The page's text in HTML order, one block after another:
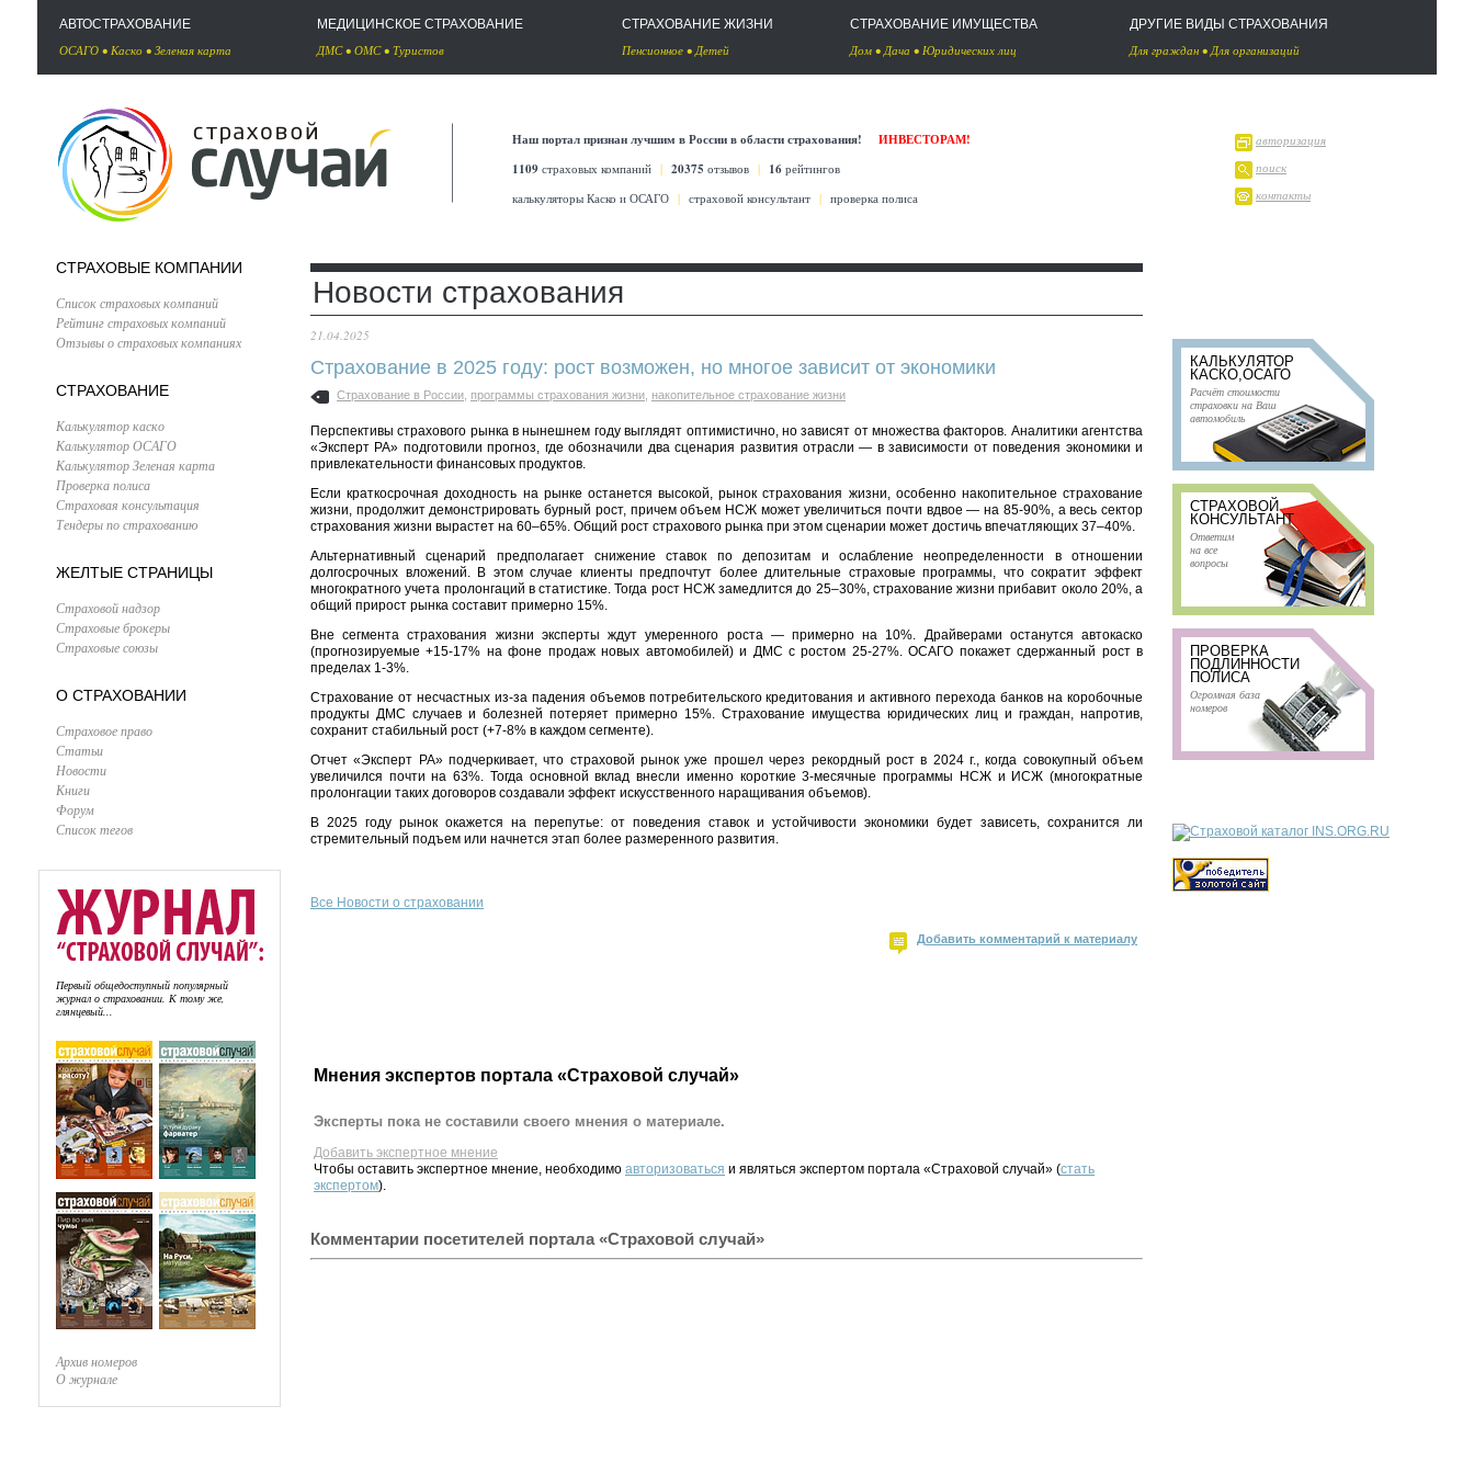
АВТОСТРАХОВАНИЕ
ОСАГО • Каско • Зеленая карта
МЕДИЦИНСКОЕ СТРАХОВАНИЕ
ДМС• ОМС• Туристов
СТРАХОВАНИЕ ЖИЗНИ
Пенсионное •Детей
СТРАХОВАНИЕ ИМУЩЕСТВА
Дом •Дача • Юридических лиц
ДРУГИЕ ВИДЫ СТРАХОВАНИЯ
Для граждан •Для организаций
Наш портал признан лучшим в России в области страхования!
ИНВЕСТОРАМ!
1109 страховых компаний | 20375 отзывов | 16 рейтингов
калькуляторы Каско и ОСАГО | страховой консультант | проверка полиса
авторизация
поиск
контакты
СТРАХОВЫЕ КОМПАНИИ
Список страховых компаний
Рейтинг страховых компаний
Отзывы о страховых компаниях
СТРАХОВАНИЕ
Калькулятор каско
Калькулятор ОСАГО
Калькулятор Зеленая карта
Проверка полиса
Страховая консультация
Тендеры по страхованию
ЖЕЛТЫЕ СТРАНИЦЫ
Страховой надзор
Страховые брокеры
Страховые союзы
О СТРАХОВАНИИ
Страховое право
Статьи
Новости
Книги
Форум
Список тегов
Первый общедоступный популярный
журнал о страховании. К тому же,
глянцевый...
Архив номеров
О журнале
Новости страхования
21.04.2025
Страхование в 2025 году: рост возможен, но многое зависит от экономики
Страхование в России программы страхования жизни накопительное страхование жизни
Перспективы страхового рынка в нынешнем году выглядят оптимистично, но зависят от множества факторов. Аналитики агентства
«Эксперт РА» подготовили прогноз, где обозначили два сценария развития отрасли — в зависимости от поведения экономики и
привлекательности финансовых продуктов.
Если краткосрочная доходность на рынке останется высокой, рынок страхования жизни, особенно накопительное страхование
жизни, продолжит демонстрировать бурный рост, причем объем НСЖ может увеличиться почти вдвое — на 85-90%, а весь сектор
страхования жизни вырастет на 60–65%. Общий рост страхового рынка при этом сценарии может достичь впечатляющих 37–40%.
Альтернативный сценарий предполагает снижение ставок по депозитам и ослабление неопределенности в отношении
долгосрочных вложений. В этом случае клиенты предпочтут более длительные страховые программы, что сократит эффект
многократного учета пролонгаций в статистике. Тогда рост НСЖ замедлится до 25–30%, страхование жизни прибавит около 20%, а
общий прирост рынка составит примерно 15%.
Вне сегмента страхования жизни эксперты ждут умеренного роста — примерно на 10%. Драйверами останутся автокаско
(прогнозируемые +15-17% на фоне продаж новых автомобилей) и ДМС с ростом 25-27%. ОСАГО покажет сдержанный рост в
пределах 1-3%.
Страхование от несчастных из-за падения объемов потребительского кредитования и активного перехода банков на коробочные
продукты ДМС случаев и болезней потеряет примерно 15%. Страхование имущества юридических лиц и граждан, напротив,
сохранит стабильный рост (+7-8% в каждом сегменте).
Отчет «Эксперт РА» подчеркивает, что страховой рынок уже прошел через рекордный рост в 2024 г., когда совокупный объем
увеличился почти на 63%. Тогда основной вклад внесли именно короткие 3-месячные программы НСЖ и ИСЖ (многократные
пролонгации таких договоров создавали эффект искусственного наращивания объемов).
В 2025 году рынок окажется на перепутье: от поведения ставок и устойчивости экономики будет зависеть, сохранится ли
стремительный подъем или начнется этап более размеренного развития.
Все Новости о страховании
Добавить комментарий к материалу
Мнения экспертов портала «Страховой случай»
Эксперты пока не составили своего мнения о материале.
Добавить экспертное мнение
Чтобы оставить экспертное мнение, необходимо авторизоваться и являться экспертом портала «Страховой случай» (стать
экспертом).
Комментарии посетителей портала «Страховой случай»
КАЛЬКУЛЯТОР
КАСКО,ОСАГО
Расчёт стоимости
страховки на Ваш
автомобиль
СТРАХОВОЙ
КОНСУЛЬТАНТ
Ответим
на все
вопросы
ПРОВЕРКА
ПОДЛИННОСТИ
ПОЛИСА
Огромная база
номеров